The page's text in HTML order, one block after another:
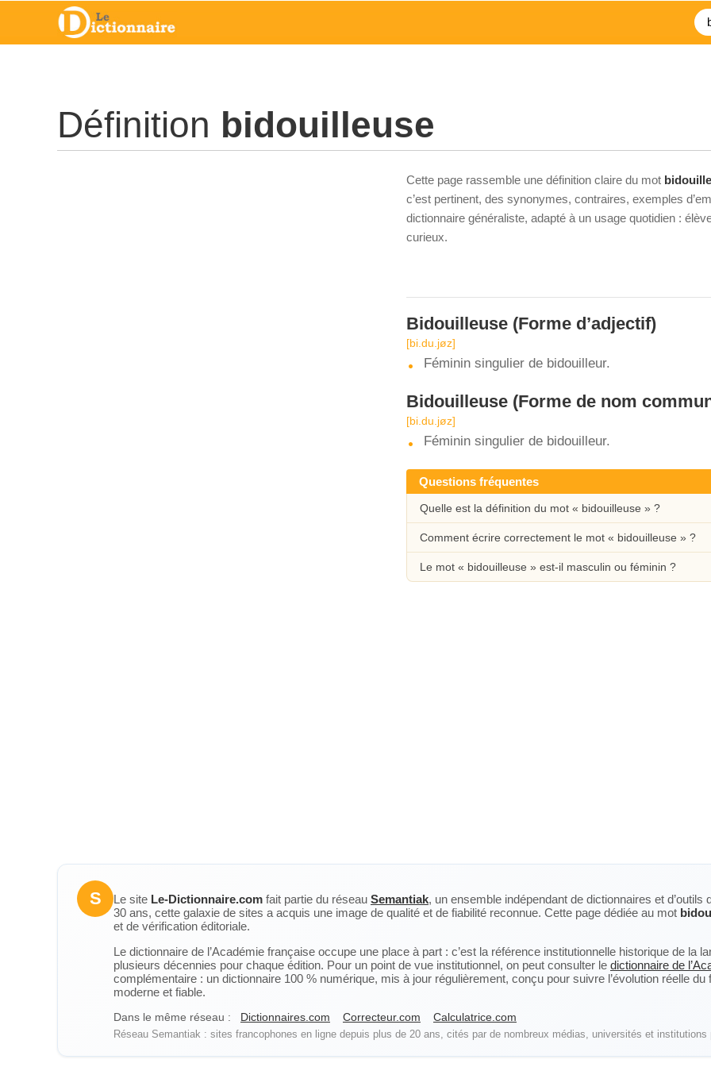
Définition bidouilleuse
Cette page rassemble une définition claire du mot
c’est pertinent, des synonymes, contraires, exemples
dictionnaire généraliste, adapté à un usage quotidien :
curieux.
Bidouilleuse (Forme d’adjectif)
[bi.du.jøz]
Féminin singulier de bidouilleur.
Bidouilleuse (Forme de nom
[bi.du.jøz]
Féminin singulier de bidouilleur.
Questions fréquentes
Quelle est la définition du mot « bidouilleuse » ?
Comment écrire correctement le mot « bidouilleuse » ?
Le mot « bidouilleuse » est-il masculin ou féminin ?
S Le site Le-Dictionnaire.com fait partie du réseau Semantiak, un ensemble indépendant de dictionnaires et
30 ans, cette galaxie de sites a acquis une image de qualité et de fiabilité reconnue. Cette page dédiée au mot
et de vérification éditoriale.
Le dictionnaire de l’Académie française occupe une place à part : c’est la référence institutionnelle historique de la
plusieurs décennies pour chaque édition. Pour un point de vue institutionnel, on peut consulter le dictionnaire de
complémentaire : un dictionnaire 100 % numérique, mis à jour régulièrement, conçu pour suivre l’évolution réelle
moderne et fiable.
Dans le même réseau : Dictionnaires.com Correcteur.com Calculatrice.com
Réseau Semantiak : sites francophones en ligne depuis plus de 20 ans, cités par de nombreux médias, universités et institutions